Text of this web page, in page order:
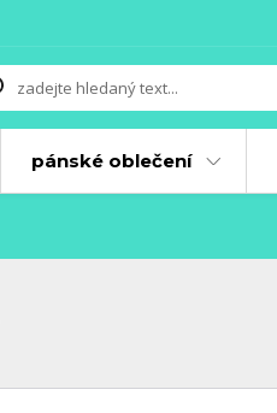
pánské oblečení